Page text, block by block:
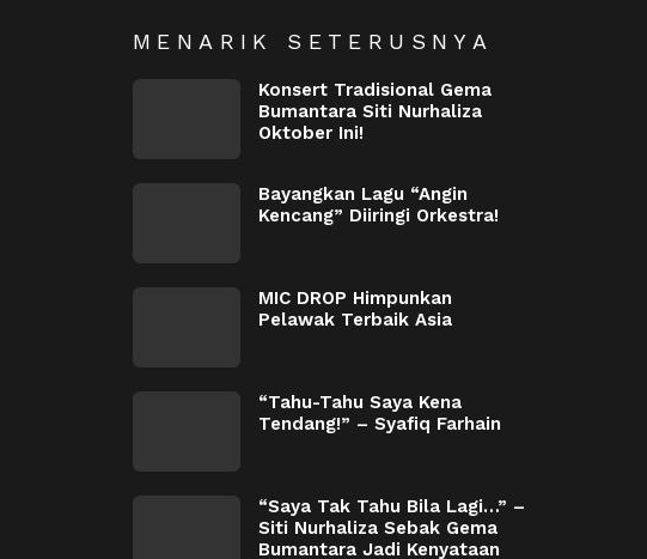
MENARIK SETERUSNYA
Konsert Tradisional Gema
Bumantara Siti Nurhaliza
Oktober Ini!
Bayangkan Lagu “Angin
Kencang” Diiringi Orkestra!
MIC DROP Himpunkan
Pelawak Terbaik Asia
“Tahu-Tahu Saya Kena
Tendang!” – Syafiq Farhain
“Saya Tak Tahu Bila Lagi…” –
Siti Nurhaliza Sebak Gema
Bumantara Jadi Kenyataan